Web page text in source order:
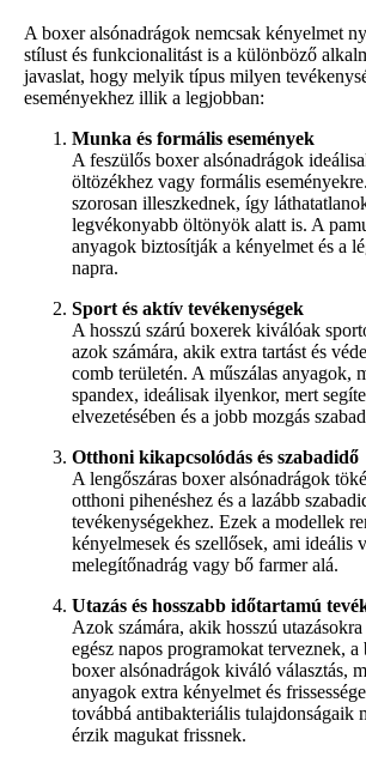
A boxer alsónadrágok nemcsak kényelmet
stílust és funkcionalitást is a különböző
javaslat, hogy melyik típus milyen
eseményekhez illik a legjobban:
Munka és formális események
A feszülős boxer alsónadrágok
öltözékhez vagy formális
szorosan illeszkednek, így
legvékonyabb öltönyök alatt is. A
anyagok biztosítják a kényelmet és a
napra.
Sport és aktív tevékenységek
A hosszú szárú boxerek kiválóak
azok számára, akik extra tartást és
comb területén. A műszálas anyagok,
spandex, ideálisak ilyenkor, mert
elvezetésében és a jobb mozgás
Otthoni kikapcsolódás és szabadidő
A lengőszáras boxer alsónadrágok
otthoni pihenéshez és a lazább
tevékenységekhez. Ezek a modellek
kényelmesek és szellősek, ami ideális
melegítőnadrág vagy bő farmer alá.
Utazás és hosszabb időtartamú
Azok számára, akik hosszú
egész napos programokat terveznek, a
boxer alsónadrágok kiváló választás,
anyagok extra kényelmet és
továbbá antibakteriális tulajdonságaik
érzik magukat frissnek.